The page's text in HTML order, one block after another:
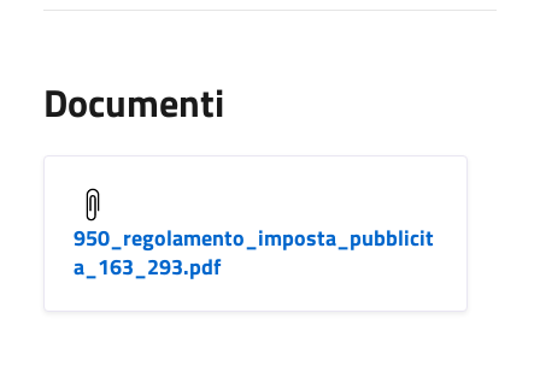
Documenti
950_regolamento_imposta_pubblicit
a_163_293.pdf